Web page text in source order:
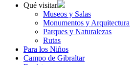
Qué visitar
Museos y Salas
Monumentos y Arquitectura
Parques y Naturalezas
Rutas
Para los Niños
Campo de Gibraltar